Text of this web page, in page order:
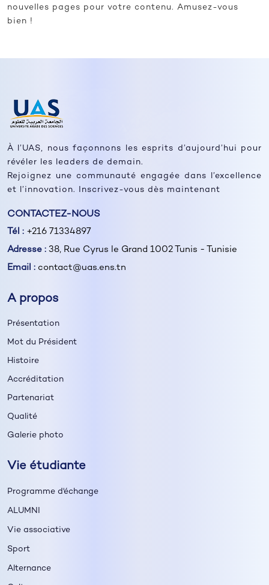
nouvelles pages pour votre contenu. Amusez-vous
bien !
À l’UAS, nous façonnons les esprits d’aujourd’hui pour
révéler les leaders de demain.
Rejoignez une communauté engagée dans l’excellence
et l’innovation. Inscrivez-vous dès maintenant
CONTACTEZ-NOUS
Tél : +216 71334897
Adresse : 38, Rue Cyrus le Grand 1002 Tunis - Tunisie
Email : contact@uas.ens.tn
A propos
Présentation
Mot du Président
Histoire
Accréditation
Partenariat
Qualité
Galerie photo
Vie étudiante
Programme d'échange
ALUMNI
Vie associative
Sport
Alternance